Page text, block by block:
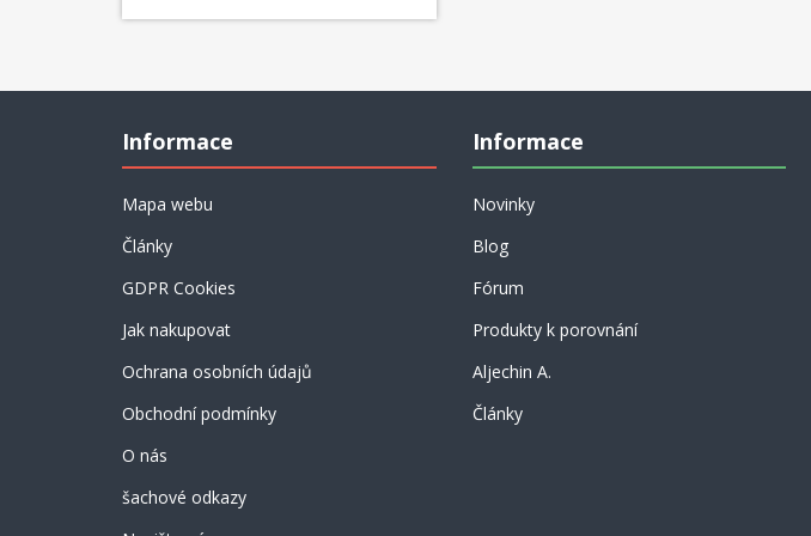
Informace
Mapa webu
Články
GDPR Cookies
Jak nakupovat
Ochrana osobních údajů
Obchodní podmínky
O nás
šachové odkazy
Informace
Novinky
Blog
Fórum
Produkty k porovnání
Aljechin A.
Články